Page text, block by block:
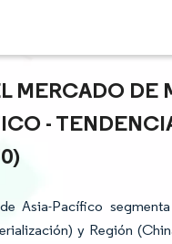
MERCADO DE
-
Asia-Pacífico
y Región